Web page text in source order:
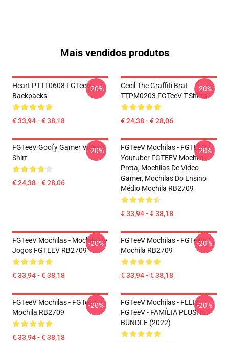
Mais vendidos produtos
Heart PTTT0608 FGTeeV
Backpacks
€ 33,94 - € 38,18
-20%
Cecil The Graffiti Brat
TTPM0203 FGTeeV T-Shirts
€ 24,38 - € 28,06
-20%
FGTeeV Goofy Gamer Vibes T-
Shirt
€ 24,38 - € 28,06
-20%
FGTeeV Mochilas - FGTEEV.
Youtuber FGTEEV Mochila
Preta, Mochilas De Vídeo
Gamer, Mochilas Do Ensino
Médio Mochila RB2709
€ 33,94 - € 38,18
-20%
FGTeeV Mochilas - Mochila De
Jogos FGTEEV RB2709
€ 33,94 - € 38,18
-20%
FGTeeV Mochilas - FGTeeV
Mochila RB2709
€ 33,94 - € 38,18
-20%
FGTeeV Mochilas - FGTeeV
Mochila RB2709
€ 33,94 - € 38,18
-20%
FGTeeV Mochilas - FELIZ
FGTeeV - FAMÍLIA PLUSHIE
BUNDLE (2022)
-20%